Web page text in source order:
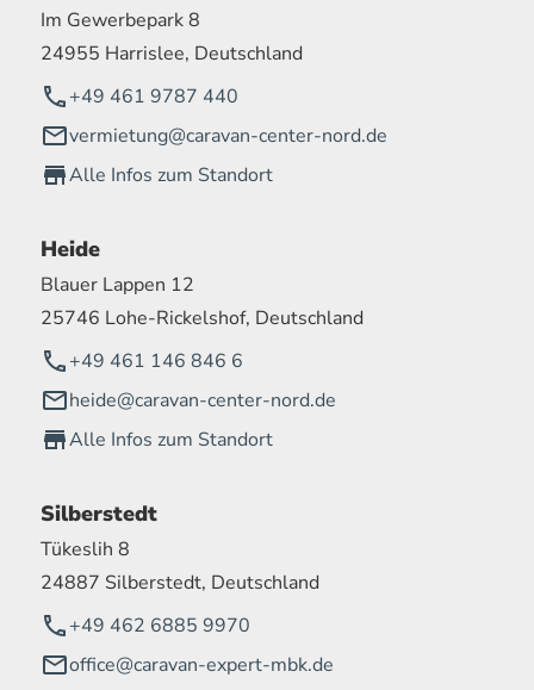
Im Gewerbepark 8
24955 Harrislee, Deutschland
+49 461 9787 440
vermietung@caravan-center-nord.de
Alle Infos zum Standort
Heide
Blauer Lappen 12
25746 Lohe-Rickelshof, Deutschland
+49 461 146 846 6
heide@caravan-center-nord.de
Alle Infos zum Standort
Silberstedt
Tükeslih 8
24887 Silberstedt, Deutschland
+49 462 6885 9970
office@caravan-expert-mbk.de